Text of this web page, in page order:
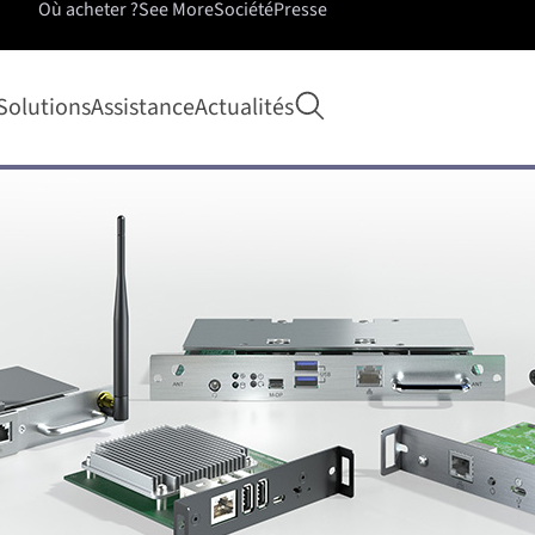
AssistanceActualités Ouvrir la recherche
Où acheter ?See MoreSociétéPresse